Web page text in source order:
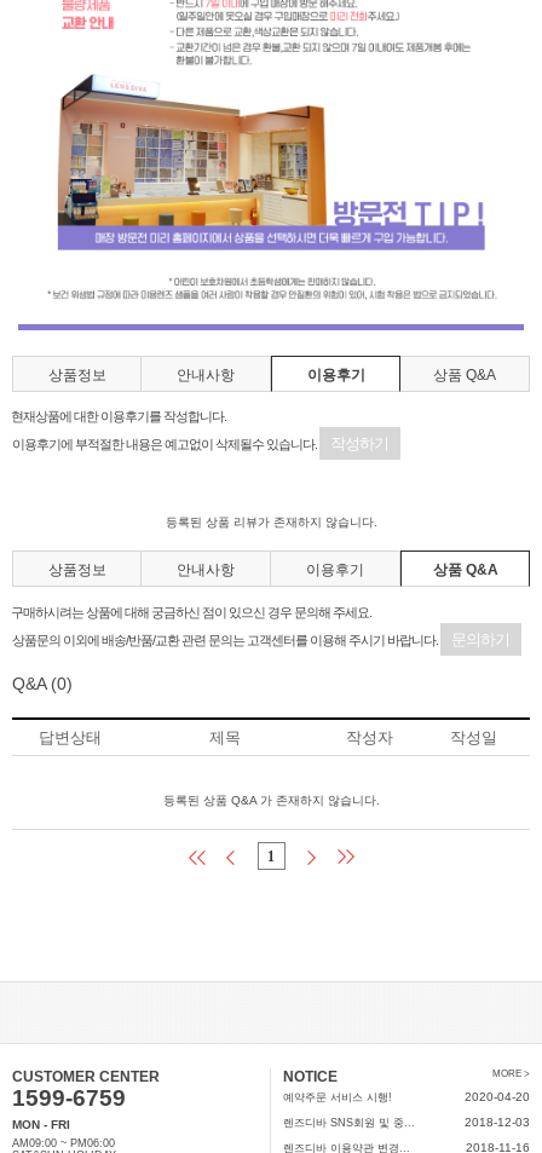
상품정보 안내사항 이용후기 상품 Q&A
현재상품에 대한 이용후기를 작성합니다.
이용후기에 부적절한 내용은 예고없이 삭제될수 있습니다.
작성하기
등록된 상품 리뷰가 존재하지 않습니다.
상품정보 안내사항 이용후기 상품 Q&A
구매하시려는 상품에 대해 궁금하신 점이 있으신 경우 문의해 주세요.
상품문의 이외에 배송/반품/교환 관련 문의는 고객센터를 이용해 주시기 바랍니다.
문의하기
Q&A (0)
답변상태 제목 작성자 작성일
등록된 상품 Q&A 가 존재하지 않습니다.
1
CUSTOMER CENTER
1599-6759
MON - FRI
AM09:00 ~ PM06:00
NOTICE MORE >
예약주문 서비스 시행! 2020-04-20
렌즈디바 SNS회원 및 중... 2018-12-03
렌즈디바 이용약관 변경... 2018-11-16